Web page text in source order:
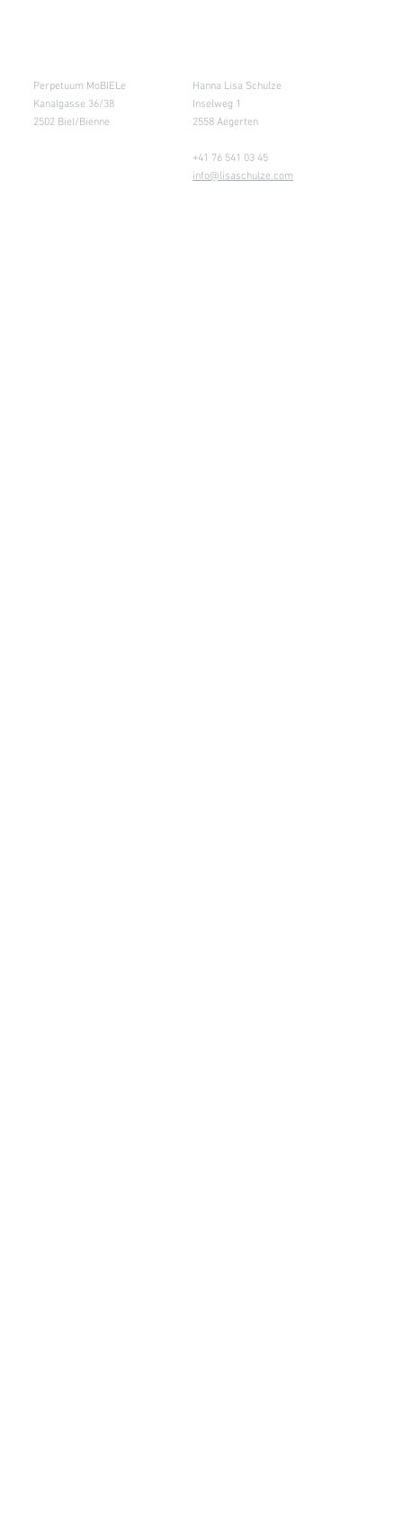
Perpetuum MoBIELe
Kanalgasse 36/38
2502 Biel/Bienne
Hanna Lisa Schulze
Inselweg 1
2558 Aegerten
+41 76 541 03 45
info@lisaschulze.com